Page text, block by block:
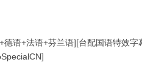
语+法语+芬兰语][台配国语特效